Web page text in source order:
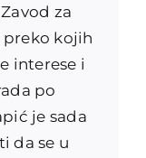
za
kojih
interese i
po
je sada
da se u